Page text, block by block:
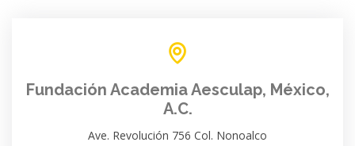
Fundación Academia Aesculap, México,
A.C.
Ave. Revolución 756 Col. Nonoalco